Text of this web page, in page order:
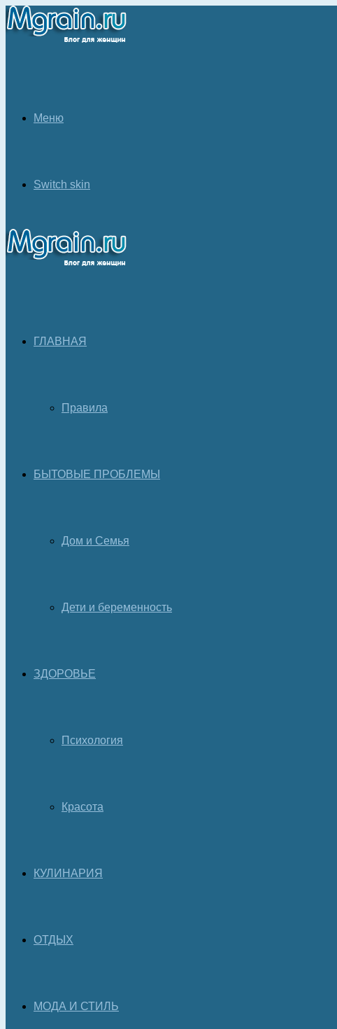
Меню
Switch skin
ГЛАВНАЯ
Правила
БЫТОВЫЕ ПРОБЛЕМЫ
Дом и Семья
Дети и беременность
ЗДОРОВЬЕ
Психология
Красота
КУЛИНАРИЯ
ОТДЫХ
МОДА И СТИЛЬ